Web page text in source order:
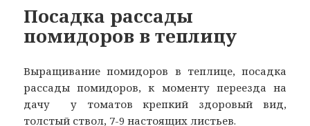
Посадка рассады
помидоров в теплицу
Выращивание помидоров в теплице, посадка
рассады помидоров, к моменту переезда на
дачу у томатов крепкий здоровый вид,
толстый ствол, 7-9 настоящих листьев.